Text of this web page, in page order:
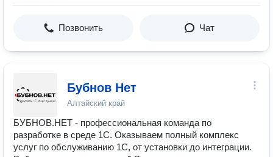
Позвонить Чат
Бубнов Нет
Алтайский край
БУБНОВ.НЕТ - профессиональная команда по
разработке в среде 1С. Оказываем полный комплекс
услуг по обслуживанию 1С, от установки до интеграции.